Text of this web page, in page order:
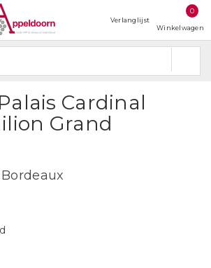
Verlanglijst
0
Winkelwagen
Cardinal
Grand